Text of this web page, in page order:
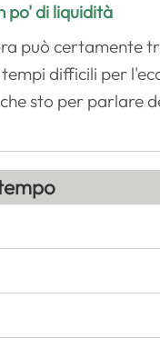
po' di liquidità
può certamente
difficili per
sto per parlare